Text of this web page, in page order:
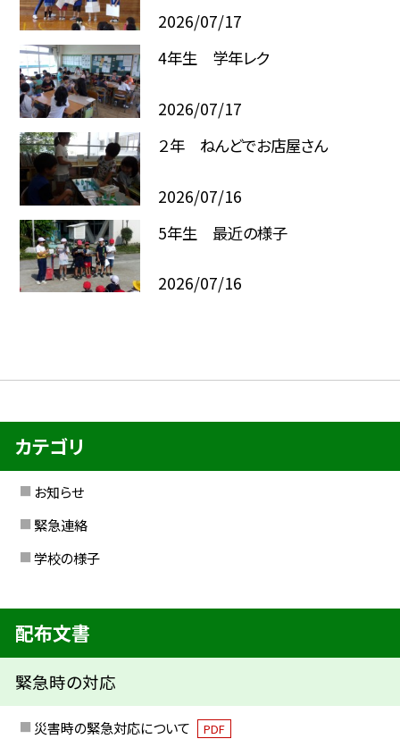
2026/07/17
4年生 学年レク
2026/07/17
２年 ねんどでお店屋さん
2026/07/16
5年生 最近の様子
2026/07/16
カテゴリ
お知らせ
緊急連絡
学校の様子
配布文書
緊急時の対応
災害時の緊急対応について PDF